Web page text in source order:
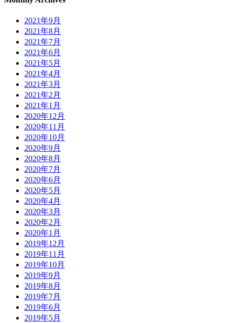
2021年9月
2021年8月
2021年7月
2021年6月
2021年5月
2021年4月
2021年3月
2021年2月
2021年1月
2020年12月
2020年11月
2020年10月
2020年9月
2020年8月
2020年7月
2020年6月
2020年5月
2020年4月
2020年3月
2020年2月
2020年1月
2019年12月
2019年11月
2019年10月
2019年9月
2019年8月
2019年7月
2019年6月
2019年5月